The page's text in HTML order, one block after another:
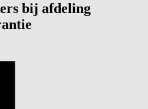
bij afdeling